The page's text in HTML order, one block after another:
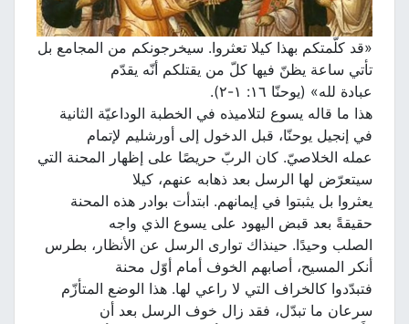
«قد كلّمتكم بهذا كيلا تعثروا. سيخرجونكم من المجامع بل
تأتي ساعة يظنّ فيها كلّ من يقتلكم أنّه يقدّم
عبادة لله» (يوحنّا ١٦: ١-٢).
هذا ما قاله يسوع لتلاميذه في الخطبة الوداعيّة الثانية
في إنجيل يوحنّا، قبل الدخول إلى أورشليم لإتمام
عمله الخلاصيّ. كان الربّ حريصًا على إظهار المحنة التي
سيتعرّض لها الرسل بعد ذهابه عنهم، كيلا
يعثروا بل يثبتوا في إيمانهم. ابتدأت بوادر هذه المحنة
حقيقةً بعد قبض اليهود على يسوع الذي واجه
الصلب وحيدًا. حينذاك توارى الرسل عن الأنظار، بطرس
أنكر المسيح، أصابهم الخوف أمام أوّل محنة
فتبدّدوا كالخراف التي لا راعي لها. هذا الوضع المتأزّم
سرعان ما تبدّل، فقد زال خوف الرسل بعد أن